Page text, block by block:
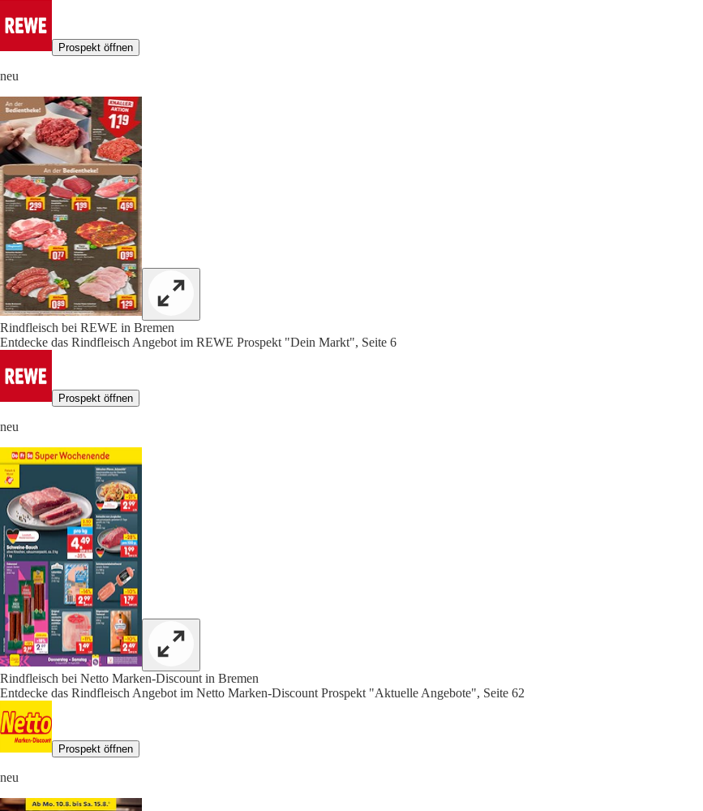
Prospekt öffnen
neu
Rindfleisch bei REWE in Bremen
Entdecke das Rindfleisch Angebot im REWE Prospekt "Dein Markt", Seite 6
Prospekt öffnen
neu
Rindfleisch bei Netto Marken-Discount in Bremen
Entdecke das Rindfleisch Angebot im Netto Marken-Discount Prospekt "Aktuelle Angebote", Seite 62
Prospekt öffnen
neu